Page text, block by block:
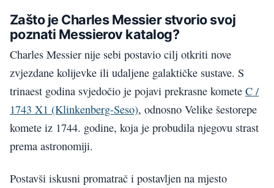
Zašto je Charles Messier stvorio svoj
poznati Messierov katalog?
Charles Messier nije sebi postavio cilj otkriti nove
zvjezdane kolijevke ili udaljene galaktičke sustave. S
trinaest godina svjedočio je pojavi prekrasne komete C /
1743 X1 (Klinkenberg-Seso), odnosno Velike šestorepe
komete iz 1744. godine, koja je probudila njegovu strast
prema astronomiji.
Postavši iskusni promatrač i postavljen na mjesto